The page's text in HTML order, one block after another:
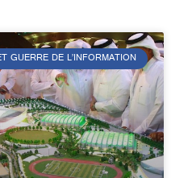
GUERRE DE L’INFORMATION